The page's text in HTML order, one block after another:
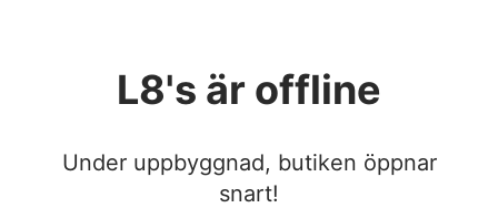
L8's är offline
Under uppbyggnad, butiken öppnar
snart!